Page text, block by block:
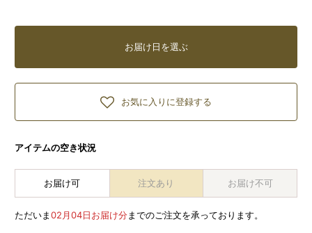
お届け日を選ぶ
お気に入りに登録する
アイテムの空き状況
お届け可 注文あり お届け不可
ただいま02月04日お届け分までのご注文を承っております。